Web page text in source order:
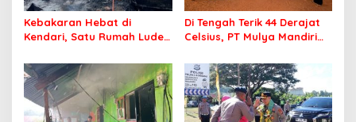
Kebakaran Hebat di
Kendari, Satu Rumah Ludes
Di Tengah Terik 44 Derajat
Celsius, PT Mulya Mandiri
Jamaah Tetap Sehat dan
Nyaman Beribadah